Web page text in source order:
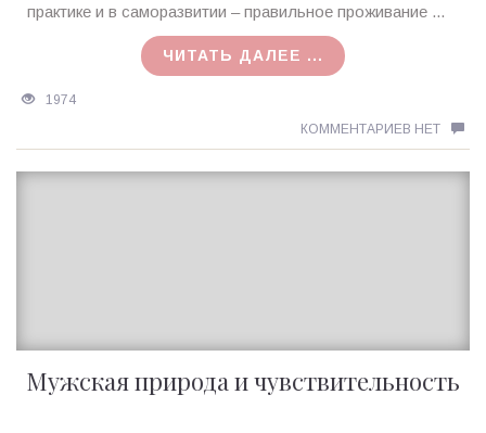
MagicTantra
практике и в саморазвитии – правильное проживание ...
ЧИТАТЬ ДАЛЕЕ ...
1974
КОММЕНТАРИЕВ НЕТ
Мужская природа и чувствительность